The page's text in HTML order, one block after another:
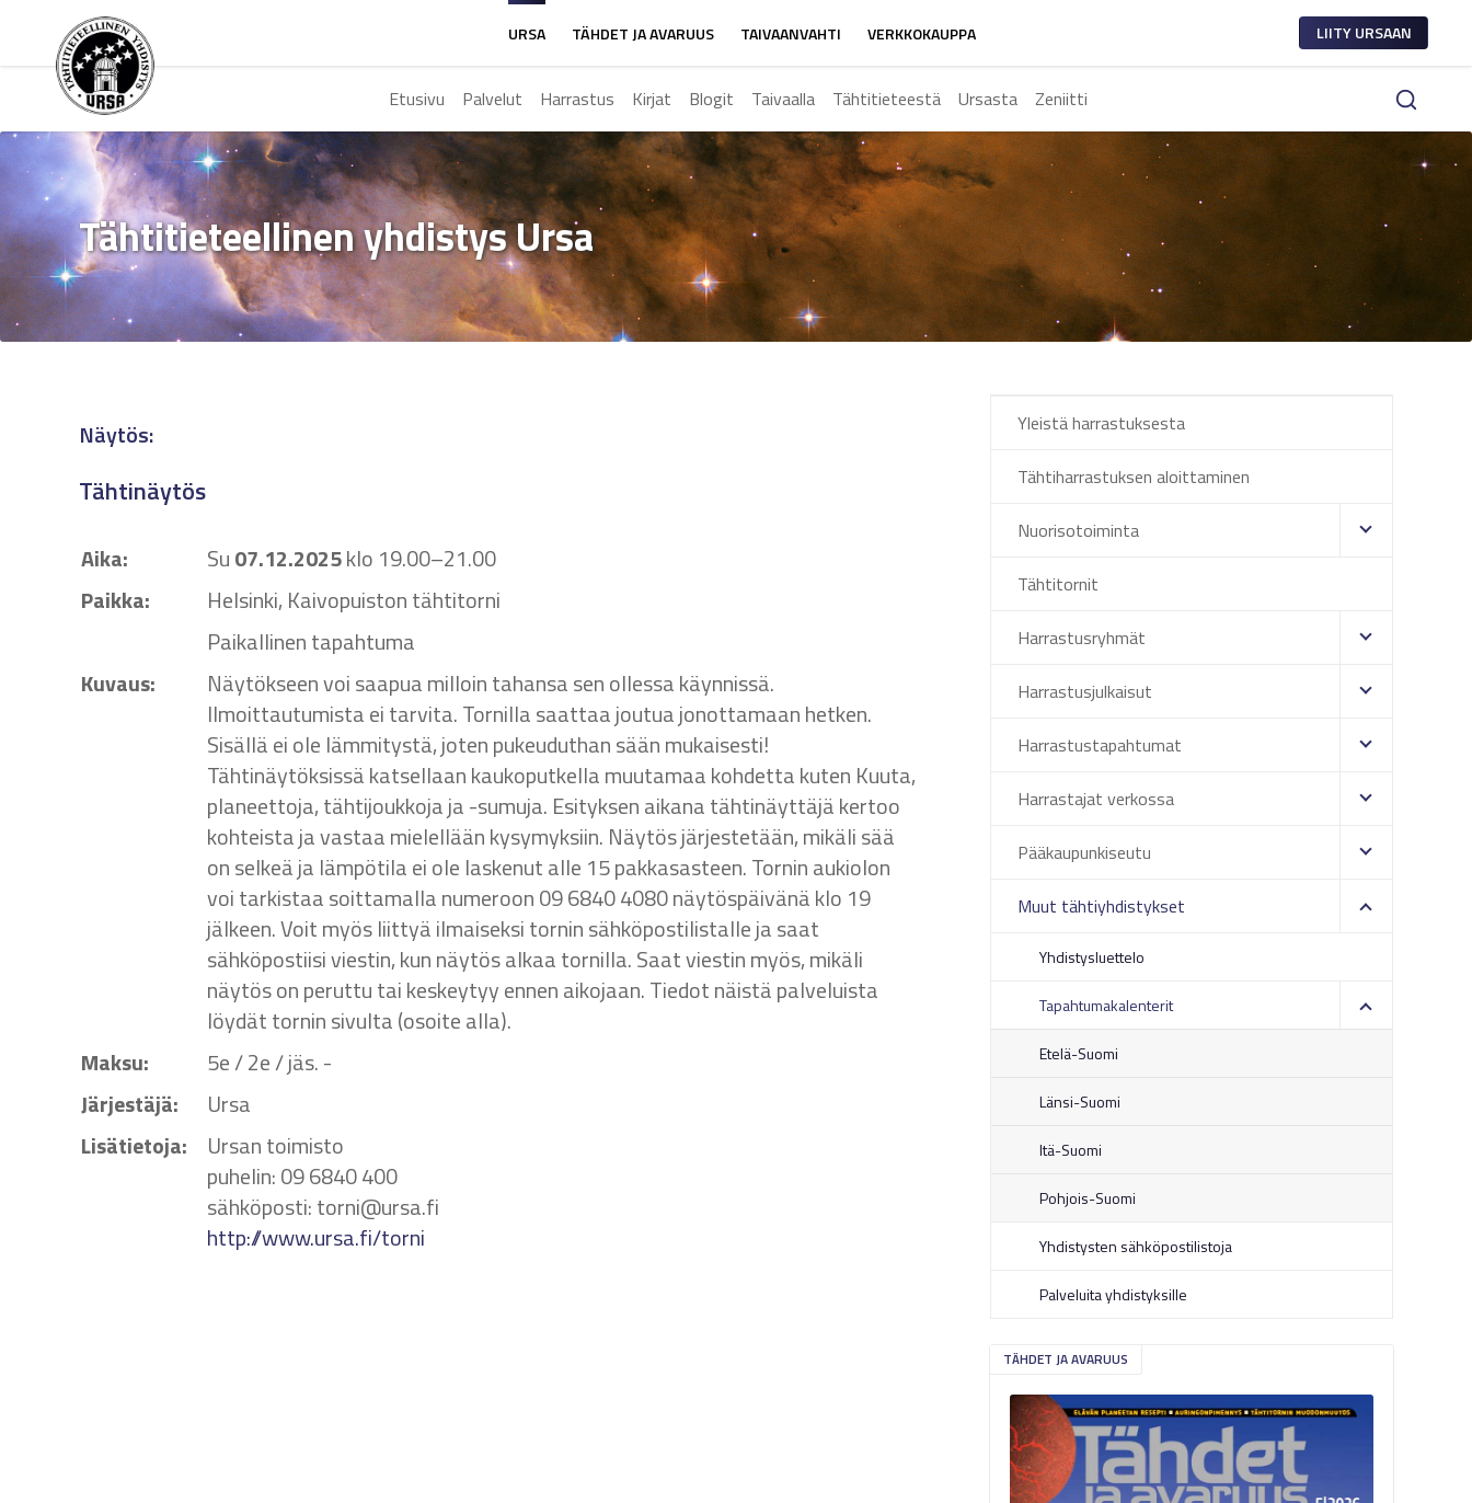
LIITY URSAAN
URSA TÄHDET JA AVARUUS TAIVAANVAHTI VERKKOKAUPPA
Etusivu Palvelut Harrastus Kirjat Blogit Taivaalla Tähtitieteestä Ursasta Zeniitti
Tähtitieteellinen yhdistys Ursa
Näytös:
Tähtinäytös
Aika: Su07.12.2025klo 19.00–21.00
Paikka:
Helsinki, Kaivopuiston tähtitorni
Paikallinen tapahtuma
Kuvaus:
Näytökseen voi saapua milloin tahansa sen ollessa käynnissä.
Ilmoittautumista ei tarvita. Tornilla saattaa joutua jonottamaan hetken.
Sisällä ei ole lämmitystä, joten pukeuduthan sään mukaisesti!
Tähtinäytöksissä katsellaan kaukoputkella muutamaa kohdetta kuten Kuuta,
planeettoja, tähtijoukkoja ja -sumuja. Esityksen aikana tähtinäyttäjä kertoo
kohteista ja vastaa mielellään kysymyksiin. Näytös järjestetään, mikäli sää
on selkeä ja lämpötila ei ole laskenut alle 15 pakkasasteen. Tornin aukiolon
voi tarkistaa soittamalla numeroon 09 6840 4080 näytöspäivänä klo 19
jälkeen. Voit myös liittyä ilmaiseksi tornin sähköpostilistalle ja saat
sähköpostiisi viestin, kun näytös alkaa tornilla. Saat viestin myös, mikäli
näytös on peruttu tai keskeytyy ennen aikojaan. Tiedot näistä palveluista
löydät tornin sivulta (osoite alla).
Maksu:
5e / 2e / jäs. -
Järjestäjä:
Ursa
Lisätietoja:
Ursan toimisto
puhelin: 09 6840 400
sähköposti: torni@ursa.fi
http://www.ursa.fi/torni
Yleistä harrastuksesta
Tähtiharrastuksen aloittaminen
Nuorisotoiminta
Tähtitornit
Harrastusryhmät
Harrastusjulkaisut
Harrastustapahtumat
Harrastajat verkossa
Pääkaupunkiseutu
Muut tähtiyhdistykset
Yhdistysluettelo
Tapahtumakalenterit
Etelä-Suomi
Länsi-Suomi
Itä-Suomi
Pohjois-Suomi
Yhdistysten sähköpostilistoja
Palveluita yhdistyksille
TÄHDET JA AVARUUS